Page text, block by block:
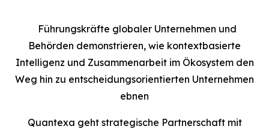
Führungskräfte globaler Unternehmen und
Behörden demonstrieren, wie kontextbasierte
Intelligenz und Zusammenarbeit im Ökosystem den
Weg hin zu entscheidungsorientierten Unternehmen
ebnen
Quantexa geht strategische Partnerschaft mit